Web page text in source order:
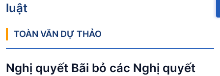
luật
TOÀN VĂN DỰ THẢO
Nghị quyết Bãi bỏ các Nghị quyết